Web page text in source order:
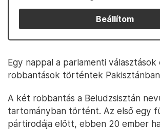
Beállítom
Egy nappal a parlamenti választások
robbantások történtek
A két robbantás a Beludzsisztán
tartományban történt. Az első egy
pártirodája előtt, ebben 20 ember